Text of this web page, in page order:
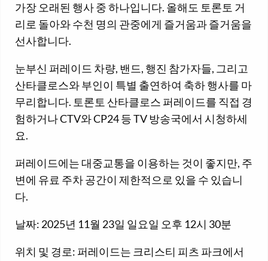
가장 오래된 행사 중 하나입니다. 올해도 토론토 거
리로 돌아와 수천 명의 관중에게 즐거움과 즐거움을
선사합니다.
눈부신 퍼레이드 차량, 밴드, 행진 참가자들, 그리고
산타클로스와 부인이 특별 출연하여 축하 행사를 마
무리합니다. 토론토 산타클로스 퍼레이드를 직접 경
험하거나 CTV와 CP24 등 TV 방송국에서 시청하세
요.
퍼레이드에는 대중교통을 이용하는 것이 좋지만, 주
변에 유료 주차 공간이 제한적으로 있을 수 있습니
다.
날짜: 2025년 11월 23일 일요일 오후 12시 30분
위치 및 경로: 퍼레이드는 크리스티 피츠 파크에서